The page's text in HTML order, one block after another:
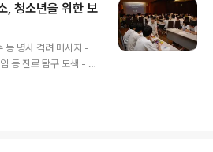
드에 대해서는 전용백신을 긴급제작해 별
코드 감염이 의심스러운 사용자는 반드시 V
, ADS 전용백신(http://www.ahnlab.com/
, 청소년을 위한 보
등 명사 격려 메시지 -
등 진로 탐구 모색 - 스
글로벌 통합보안 기